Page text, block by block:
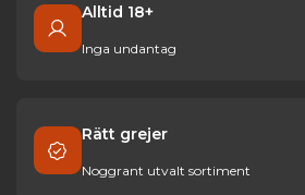
Alltid 18+
Inga undantag
Rätt grejer
Noggrant utvalt sortiment